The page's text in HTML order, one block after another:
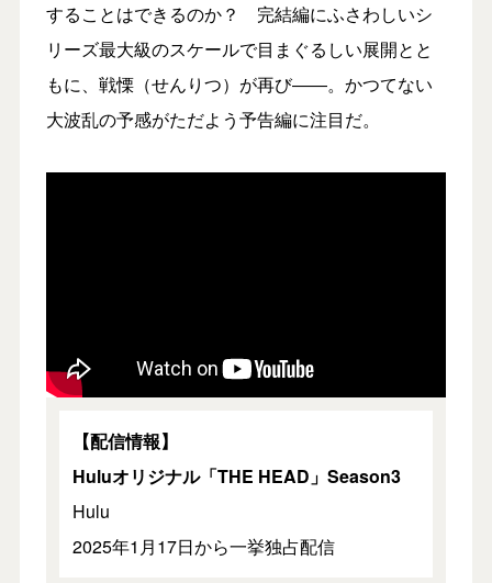
することはできるのか？ 完結編にふさわしいシ
リーズ最大級のスケールで目まぐるしい展開とと
もに、戦慄（せんりつ）が再び――。かつてない
大波乱の予感がただよう予告編に注目だ。
【配信情報】
Huluオリジナル「THE HEAD」Season3
Hulu
2025年1月17日から一挙独占配信